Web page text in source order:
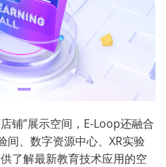
铺”展示空间，E-Loop还融合
间、数字资源中心、XR实验
了解最新教育技术应用的空